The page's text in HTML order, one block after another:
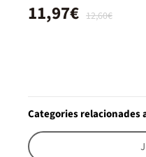
12,60€
11,97€
Categories relacionades